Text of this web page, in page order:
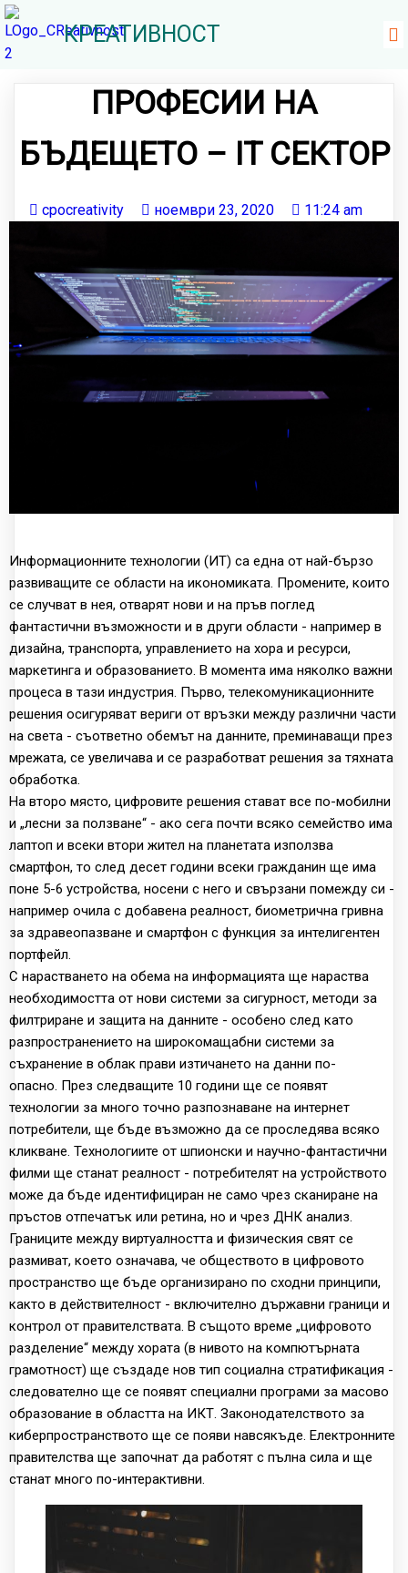
КРЕАТИВНОСТ
ПРОФЕСИИ НА
БЪДЕЩЕТО – IT СЕКТОР
cpocreativity ноември 23, 2020 11:24 am
Информационните технологии (ИТ) са една от най-бързо
развиващите се области на икономиката. Промените, които
се случват в нея, отварят нови и на пръв поглед
фантастични възможности и в други области - например в
дизайна, транспорта, управлението на хора и ресурси,
маркетинга и образованието. В момента има няколко важни
процеса в тази индустрия. Първо, телекомуникационните
решения осигуряват вериги от връзки между различни части
на света - съответно обемът на данните, преминаващи през
мрежата, се увеличава и се разработват решения за тяхната
обработка.
На второ място, цифровите решения стават все по-мобилни
и „лесни за ползване“ - ако сега почти всяко семейство има
лаптоп и всеки втори жител на планетата използва
смартфон, то след десет години всеки гражданин ще има
поне 5-6 устройства, носени с него и свързани помежду си -
например очила с добавена реалност, биометрична гривна
за здравеопазване и смартфон с функция за интелигентен
портфейл.
С нарастването на обема на информацията ще нараства
необходимостта от нови системи за сигурност, методи за
филтриране и защита на данните - особено след като
разпространението на широкомащабни системи за
съхранение в облак прави изтичането на данни по-
опасно. През следващите 10 години ще се появят
технологии за много точно разпознаване на интернет
потребители, ще бъде възможно да се проследява всяко
кликване. Технологиите от шпионски и научно-фантастични
филми ще станат реалност - потребителят на устройството
може да бъде идентифициран не само чрез сканиране на
пръстов отпечатък или ретина, но и чрез ДНК анализ.
Границите между виртуалността и физическия свят се
размиват, което означава, че обществото в цифровото
пространство ще бъде организирано по сходни принципи,
както в действителност - включително държавни граници и
контрол от правителствата. В същото време „цифровото
разделение“ между хората (в нивото на компютърната
грамотност) ще създаде нов тип социална стратификация -
следователно ще се появят специални програми за масово
образование в областта на ИКТ. Законодателството за
киберпространството ще се появи навсякъде. Електронните
правителства ще започнат да работят с пълна сила и ще
станат много по-интерактивни.